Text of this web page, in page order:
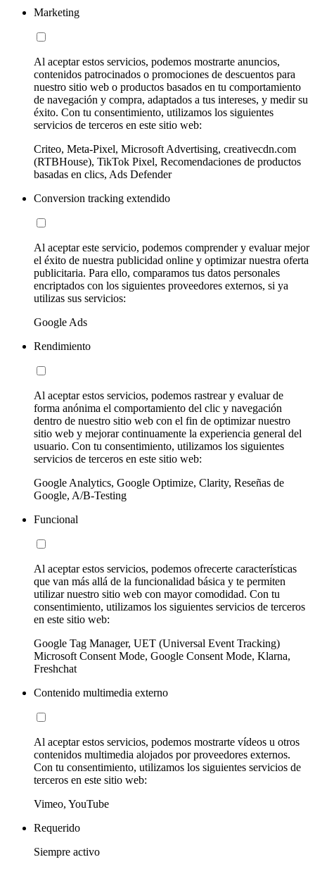
Marketing
Al aceptar estos servicios, podemos mostrarte anuncios,
contenidos patrocinados o promociones de descuentos para
nuestro sitio web o productos basados en tu comportamiento
de navegación y compra, adaptados a tus intereses, y medir su
éxito. Con tu consentimiento, utilizamos los siguientes
servicios de terceros en este sitio web:
Criteo, Meta-Pixel, Microsoft Advertising, creativecdn.com
(RTBHouse), TikTok Pixel, Recomendaciones de productos
basadas en clics, Ads Defender
Conversion tracking extendido
Al aceptar este servicio, podemos comprender y evaluar mejor
el éxito de nuestra publicidad online y optimizar nuestra oferta
publicitaria. Para ello, comparamos tus datos personales
encriptados con los siguientes proveedores externos, si ya
utilizas sus servicios:
Google Ads
Rendimiento
Al aceptar estos servicios, podemos rastrear y evaluar de
forma anónima el comportamiento del clic y navegación
dentro de nuestro sitio web con el fin de optimizar nuestro
sitio web y mejorar continuamente la experiencia general del
usuario. Con tu consentimiento, utilizamos los siguientes
servicios de terceros en este sitio web:
Google Analytics, Google Optimize, Clarity, Reseñas de
Google, A/B-Testing
Funcional
Al aceptar estos servicios, podemos ofrecerte características
que van más allá de la funcionalidad básica y te permiten
utilizar nuestro sitio web con mayor comodidad. Con tu
consentimiento, utilizamos los siguientes servicios de terceros
en este sitio web:
Google Tag Manager, UET (Universal Event Tracking)
Microsoft Consent Mode, Google Consent Mode, Klarna,
Freshchat
Contenido multimedia externo
Al aceptar estos servicios, podemos mostrarte vídeos u otros
contenidos multimedia alojados por proveedores externos.
Con tu consentimiento, utilizamos los siguientes servicios de
terceros en este sitio web:
Vimeo, YouTube
Requerido
Siempre activo